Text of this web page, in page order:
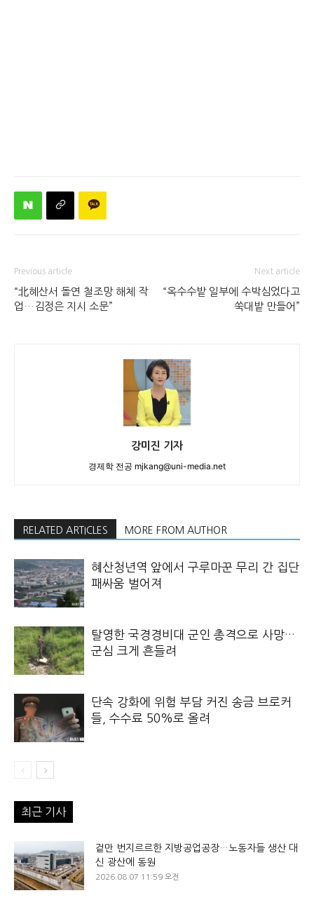
Previous article
“北혜산서 돌연 철조망 해체 작
업…김정은 지시 소문”
Next article
“옥수수밭 일부에 수박심었다고
쑥대밭 만들어”
강미진 기자
경제학 전공 mjkang@uni-media.net
RELATED ARTICLES MORE FROM AUTHOR
혜산청년역 앞에서 구루마꾼 무리 간 집단
패싸움 벌어져
탈영한 국경경비대 군인 총격으로 사망…
군심 크게 흔들려
단속 강화에 위험 부담 커진 송금 브로커
들, 수수료 50%로 올려
최근 기사
겉만 번지르르한 지방공업공장…노동자들 생산 대
신 광산에 동원
2026.08.07 11:59 오전